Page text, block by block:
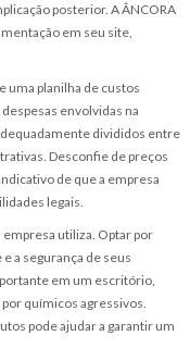
posterior. A ÂNCORA
em seu site,
uma planilha de custos
envolvidas na
divididos entre
Desconfie de preços
de que a empresa
legais.
utiliza. Optar por
a segurança de seus
em um escritório,
químicos agressivos.
pode ajudar a garantir um